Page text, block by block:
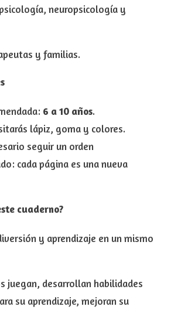
neuropsicología y
y familias.
6 a 10 años.
lápiz, goma y colores.
seguir un orden
cada página es una nueva
cuaderno?
y aprendizaje en un mismo
juegan, desarrollan habilidades
su aprendizaje, mejoran su